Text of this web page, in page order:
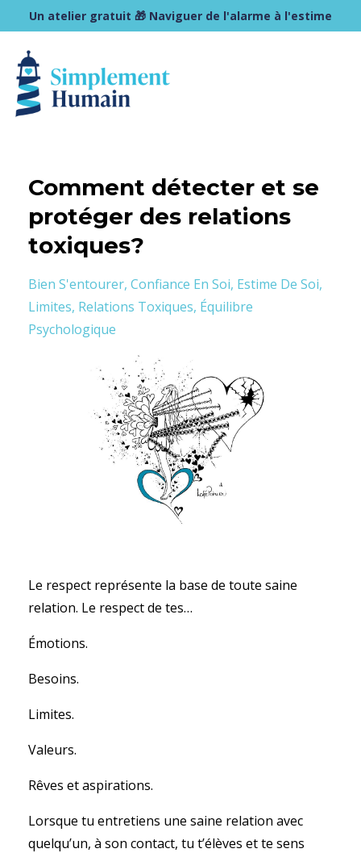
Un atelier gratuit 🎁 Naviguer de l'alarme à l'estime
Comment détecter et se
protéger des relations
toxiques?
Bien S'entourer Confiance En Soi Estime De Soi
Limites Relations Toxiques Équilibre
Psychologique
Le respect représente la base de toute saine
relation. Le respect de tes…
Émotions.
Besoins.
Limites.
Valeurs.
Rêves et aspirations.
Lorsque tu entretiens une saine relation avec
quelqu’un, à son contact, tu t’élèves et te sens